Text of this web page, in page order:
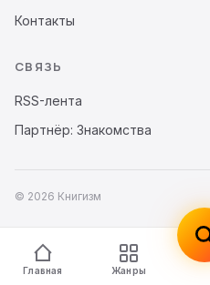
Главная Жанры
Контакты
СВЯЗЬ
RSS-лента
Партнёр: Знакомства
© 2026 Книгизм